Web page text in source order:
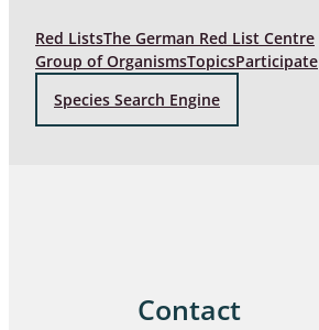
Red ListsThe German Red List Centre
Group of OrganismsTopicsParticipate
Species Search Engine
Contact